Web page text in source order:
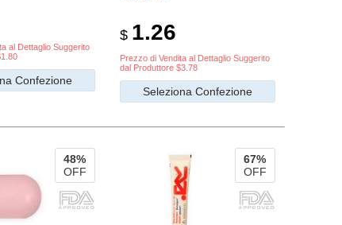
al Dettaglio Suggerito
Confezione
$ 1.26
Prezzo di Vendita al Dettaglio Suggerito
dal Produttore $3.78
Seleziona Confezione
48%
OFF
67%
OFF